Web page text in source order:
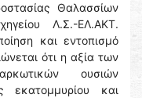
Θαλασσίων
Λ.Σ.-ΕΛ.ΑΚΤ.
και εντοπισμό
ότι η αξία των
ουσιών
εκατομμυρίου και